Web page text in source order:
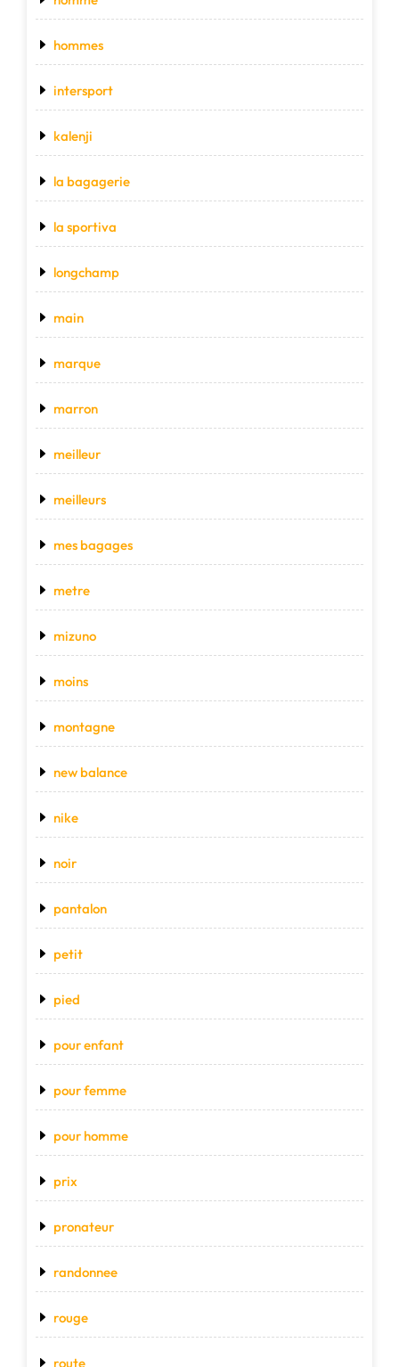
hommes
intersport
kalenji
la bagagerie
la sportiva
longchamp
main
marque
marron
meilleur
meilleurs
mes bagages
metre
mizuno
moins
montagne
new balance
nike
noir
pantalon
petit
pied
pour enfant
pour femme
pour homme
prix
pronateur
randonnee
rouge
route